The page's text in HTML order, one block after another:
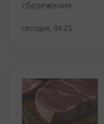
сбережения
сегодня, 04:25